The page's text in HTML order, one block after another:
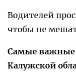
Водителей
чтобы не
Самые важные
Калужской